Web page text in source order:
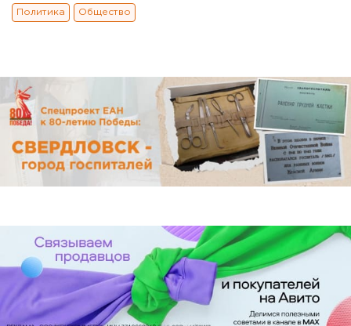
Политика Общество